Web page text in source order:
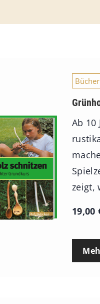
Bücher
Ab 10
zeigt,
19,00